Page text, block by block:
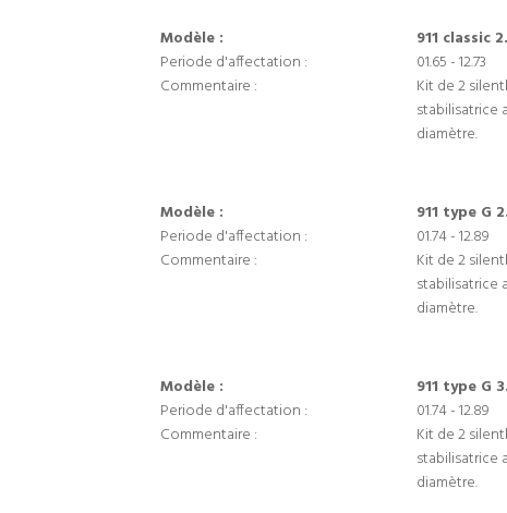
Modèle :
911 classic
Periode d'affectation :
01.65 - 12.73
Commentaire :
Kit de 2
stabilisatrice
diamètre.
Modèle :
911 type G
Periode d'affectation :
01.74 - 12.89
Commentaire :
Kit de 2
stabilisatrice
diamètre.
Modèle :
911 type G
Periode d'affectation :
01.74 - 12.89
Commentaire :
Kit de 2
stabilisatrice
diamètre.